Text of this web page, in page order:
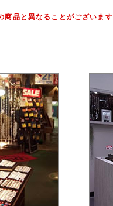
品と異なることがございま